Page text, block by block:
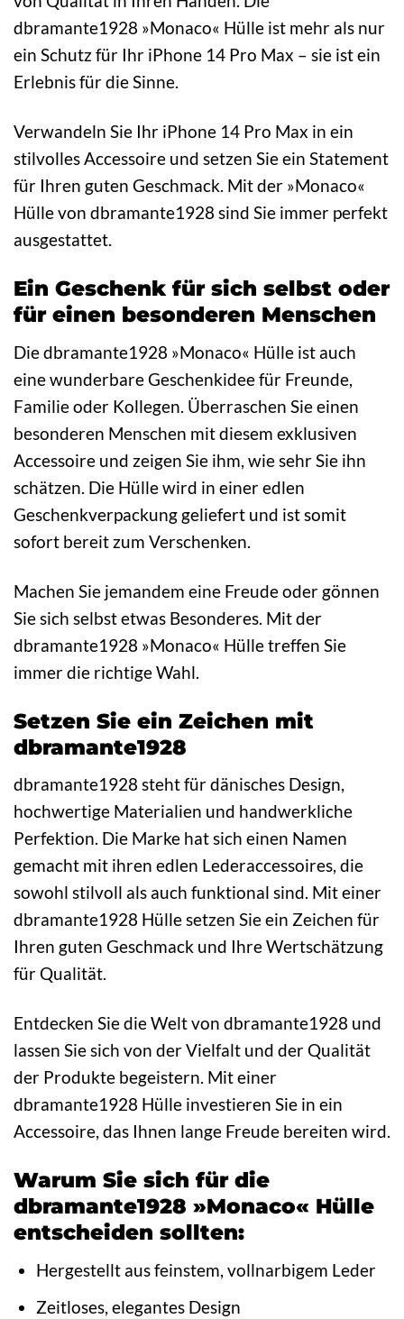
dbramante1928 »Monaco« Hülle ist mehr als nur
ein Schutz für Ihr iPhone 14 Pro Max – sie ist ein
Erlebnis für die Sinne.
Verwandeln Sie Ihr iPhone 14 Pro Max in ein
stilvolles Accessoire und setzen Sie ein Statement
für Ihren guten Geschmack. Mit der »Monaco«
Hülle von dbramante1928 sind Sie immer perfekt
ausgestattet.
Ein Geschenk für sich selbst oder
für einen besonderen Menschen
Die dbramante1928 »Monaco« Hülle ist auch
eine wunderbare Geschenkidee für Freunde,
Familie oder Kollegen. Überraschen Sie einen
besonderen Menschen mit diesem exklusiven
Accessoire und zeigen Sie ihm, wie sehr Sie ihn
schätzen. Die Hülle wird in einer edlen
Geschenkverpackung geliefert und ist somit
sofort bereit zum Verschenken.
Machen Sie jemandem eine Freude oder gönnen
Sie sich selbst etwas Besonderes. Mit der
dbramante1928 »Monaco« Hülle treffen Sie
immer die richtige Wahl.
Setzen Sie ein Zeichen mit
dbramante1928
dbramante1928 steht für dänisches Design,
hochwertige Materialien und handwerkliche
Perfektion. Die Marke hat sich einen Namen
gemacht mit ihren edlen Lederaccessoires, die
sowohl stilvoll als auch funktional sind. Mit einer
dbramante1928 Hülle setzen Sie ein Zeichen für
Ihren guten Geschmack und Ihre Wertschätzung
für Qualität.
Entdecken Sie die Welt von dbramante1928 und
lassen Sie sich von der Vielfalt und der Qualität
der Produkte begeistern. Mit einer
dbramante1928 Hülle investieren Sie in ein
Accessoire, das Ihnen lange Freude bereiten wird.
Warum Sie sich für die
dbramante1928 »Monaco« Hülle
entscheiden sollten:
Hergestellt aus feinstem, vollnarbigem Leder
Zeitloses, elegantes Design